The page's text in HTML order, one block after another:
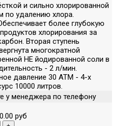
и сильно хлорированной
по удалению хлора.
более глубокую
хлорирования за
Вторая ступень
многократной
НЕ йодированной соли в
- 2 л/мин.
давление 30 АТМ - 4-х
10000 литров.
у менеджера по телефону
руб